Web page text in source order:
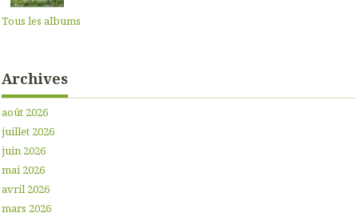
Tous les albums
Archives
août 2026
juillet 2026
juin 2026
mai 2026
avril 2026
mars 2026